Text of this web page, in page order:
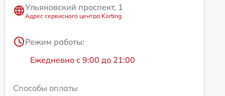
Ульяновский проспект, 1
Адрес сервисного центра Korting
Режим работы:
Ежедневно с 9:00 до 21:00
Способы оплаты